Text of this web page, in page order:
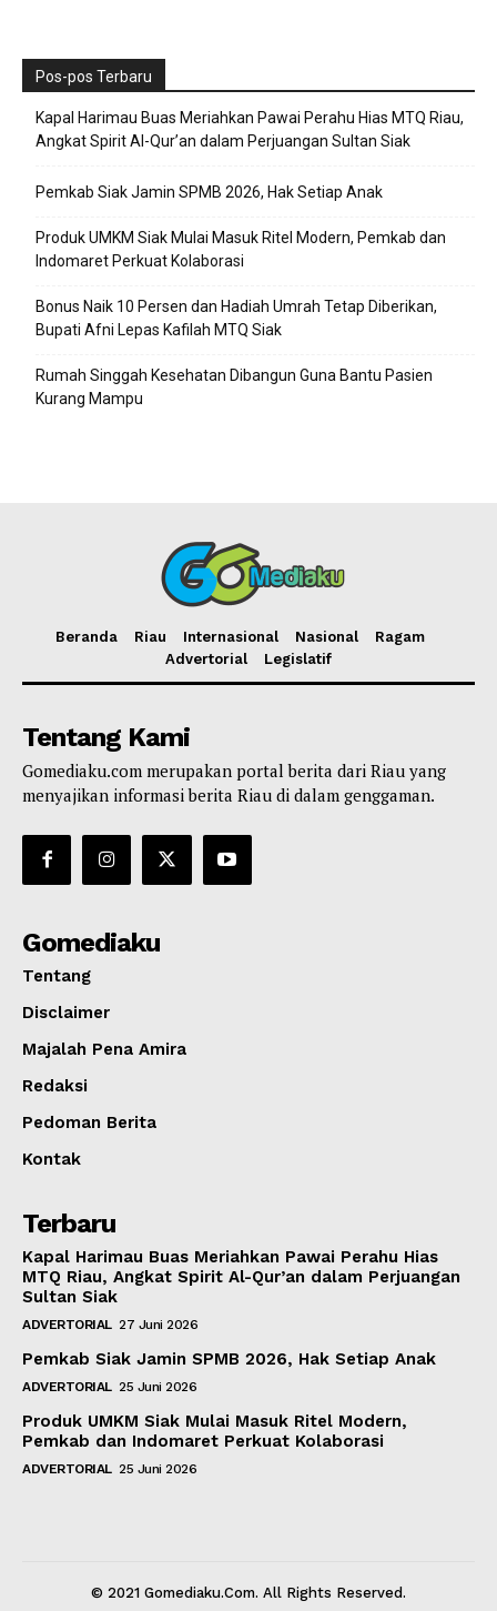
Pos-pos Terbaru
Kapal Harimau Buas Meriahkan Pawai Perahu Hias MTQ Riau,
Angkat Spirit Al-Qur’an dalam Perjuangan Sultan Siak
Pemkab Siak Jamin SPMB 2026, Hak Setiap Anak
Produk UMKM Siak Mulai Masuk Ritel Modern, Pemkab dan
Indomaret Perkuat Kolaborasi
Bonus Naik 10 Persen dan Hadiah Umrah Tetap Diberikan,
Bupati Afni Lepas Kafilah MTQ Siak
Rumah Singgah Kesehatan Dibangun Guna Bantu Pasien
Kurang Mampu
Beranda Riau Internasional Nasional
Ragam
Advertorial
Legislatif
Tentang Kami
Gomediaku.com merupakan portal berita dari Riau yang
menyajikan informasi berita Riau di dalam genggaman.
Gomediaku
Tentang
Disclaimer
Majalah Pena Amira
Redaksi
Pedoman Berita
Kontak
Terbaru
Kapal Harimau Buas Meriahkan Pawai Perahu Hias
MTQ Riau, Angkat Spirit Al-Qur’an dalam Perjuangan
Sultan Siak
ADVERTORIAL 27 Juni 2026
Pemkab Siak Jamin SPMB 2026, Hak Setiap Anak
ADVERTORIAL 25 Juni 2026
Produk UMKM Siak Mulai Masuk Ritel Modern,
Pemkab dan Indomaret Perkuat Kolaborasi
ADVERTORIAL 25 Juni 2026
© 2021 Gomediaku.Com. All Rights Reserved.